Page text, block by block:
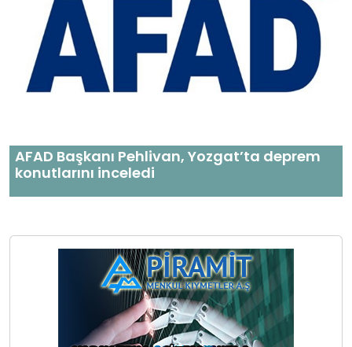
AFAD Başkanı Pehlivan, Yozgat’ta deprem
konutlarını inceledi